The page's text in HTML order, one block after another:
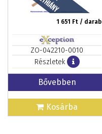
1 651 Ft / darab
ZO-042210-0010
Részletek
Bővebben
Kosárba